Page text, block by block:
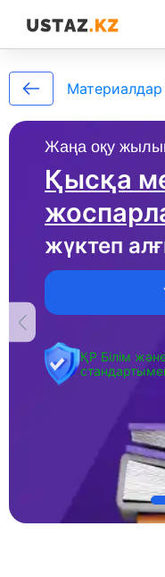
Жаңа оқу
Қысқа
жүктеп
ҚР Білім
Материалдар